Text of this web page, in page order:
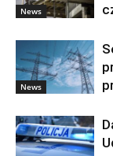
News
News